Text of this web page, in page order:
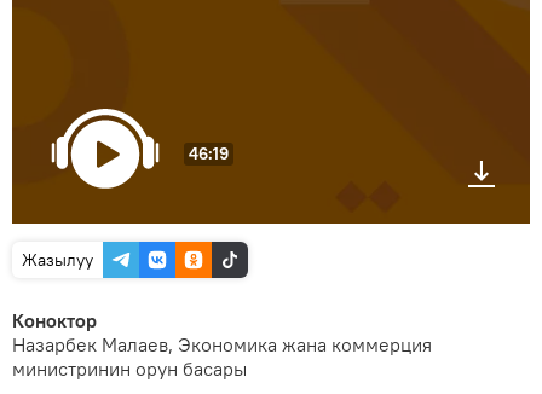
46:19
Жазылуу
Коноктор
Назарбек Малаев, Экономика жана коммерция
министринин орун басары